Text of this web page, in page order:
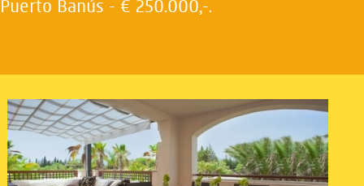
Puerto Banús - € 250.000,-.